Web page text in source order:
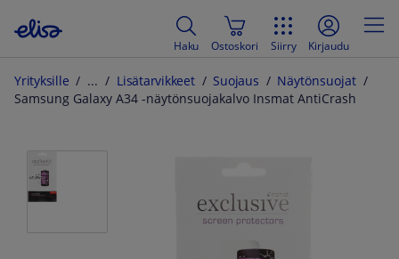
Haku Ostoskori Siirry Kirjaudu
Yrityksille Lisätarvikkeet Suojaus
Näytönsuojat
Samsung Galaxy A34 -näytönsuojakalvo Insmat AntiCrash